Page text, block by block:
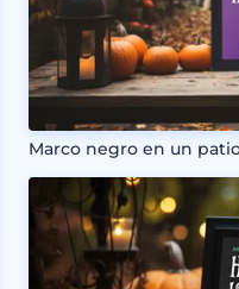
Marco negro en un